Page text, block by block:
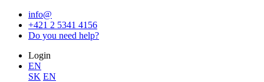
info@
+421 2 5341 4156
Do you need help?
Login
EN
SK EN